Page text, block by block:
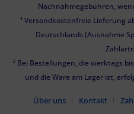
Nachnahmegebühren,
¹ Versandkostenfreie Lieferung
Deutschlands (Ausnahme
² Bei Bestellungen, die werktags
und die Ware am Lager ist,
Über uns Kontakt